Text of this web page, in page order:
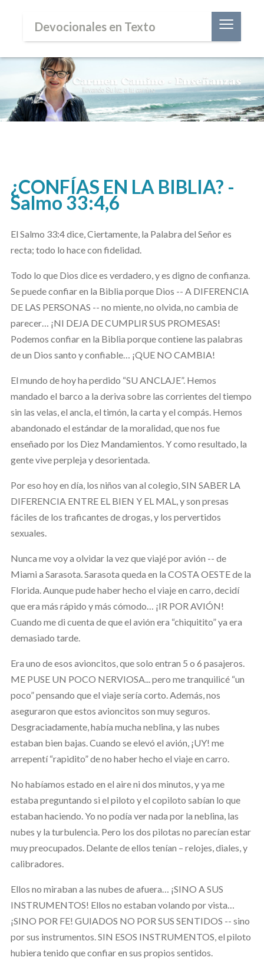
Devocionales en Texto ≡
¿CONFÍAS EN LA BIBLIA? -
Salmo 33:4,6
El Salmo 33:4 dice,Ciertamente, la Palabra del Señor es
recta; todo lo hace con fidelidad.
Todo lo que Dios dice es verdadero, y es digno de confianza.
Se puede confiar en la Biblia porque Dios -- A DIFERENCIA
DE LAS PERSONAS -- no miente, no olvida, no cambia de
parecer… ¡NI DEJA DE CUMPLIR SUS PROMESAS!
Podemos confiar en la Biblia porque contiene las palabras
de un Dios santo y confiable… ¡QUE NO CAMBIA!
El mundo de hoy ha perdido “SU ANCLAJE”. Hemos
mandado el barco a la deriva sobre las corrientes del tiempo
sin las velas, el ancla, el timón, la carta y el compás. Hemos
abandonado el estándar de la moralidad, que nos fue
enseñado por los Diez Mandamientos. Y como resultado, la
gente vive perpleja y desorientada.
Por eso hoy en día, los niños van al colegio, SIN SABER LA
DIFERENCIA ENTRE EL BIEN Y EL MAL, y son presas
fáciles de los traficantes de drogas, y los pervertidos
sexuales.
Nunca me voy a olvidar la vez que viajé por avión -- de
Miami a Sarasota. Sarasota queda en la COSTA OESTE de la
Florida. Aunque pude haber hecho el viaje en carro, decidí
que era más rápido y más cómodo… ¡IR POR AVIÓN!
Cuando me di cuenta de que el avión era “chiquitito” ya era
demasiado tarde.
Era uno de esos avioncitos, que solo entran 5 o 6 pasajeros.
ME PUSE UN POCO NERVIOSA... pero me tranquilicé “un
poco” pensando que el viaje sería corto. Además, nos
aseguraron que estos avioncitos son muy seguros.
Desgraciadamente, había mucha neblina, y las nubes
estaban bien bajas. Cuando se elevó el avión, ¡UY! me
arrepentí “rapidito” de no haber hecho el viaje en carro.
No habíamos estado en el aire ni dos minutos, y ya me
estaba preguntando si el piloto y el copiloto sabían lo que
estaban haciendo. Yo no podía ver nada por la neblina, las
nubes y la turbulencia. Pero los dos pilotas no parecían estar
muy preocupados. Delante de ellos tenían – relojes, diales, y
calibradores.
Ellos no miraban a las nubes de afuera… ¡SINO A SUS
INSTRUMENTOS! Ellos no estaban volando por vista…
¡SINO POR FE! GUIADOS NO POR SUS SENTIDOS -- sino
por sus instrumentos. SIN ESOS INSTRUMENTOS, el piloto
hubiera tenido que confiar en sus propios sentidos.